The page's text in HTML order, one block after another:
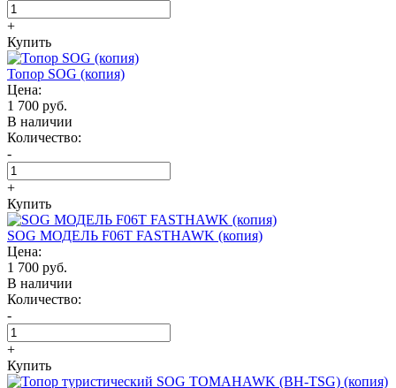
+
Купить
Топор SOG (копия)
Цена:
1 700 руб.
В наличии
Количество:
-
+
Купить
SOG МОДЕЛЬ F06T FASTHAWK (копия)
Цена:
1 700 руб.
В наличии
Количество:
-
+
Купить